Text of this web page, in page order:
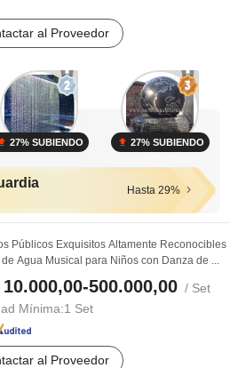
al Proveedor
27% SUBIENDO 27% SUBIENDO
Hasta 29%
Públicos Exquisitos Altamente Reconocibles
de Agua Musical para Niños con Danza de ...
10.000,00-500.000,00 / Set
Mínima:1 Set
al Proveedor